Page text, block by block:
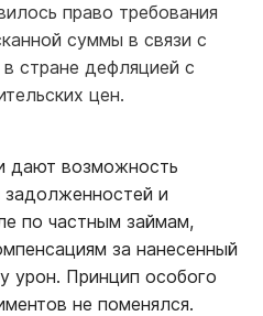
право требования
суммы в связи с
стране дефляцией с
цен.
дают возможность
задолженностей и
по частным займам,
за нанесенный
урон. Принцип особого
не поменялся.